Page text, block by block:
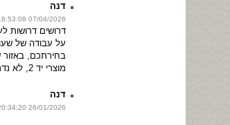
דנה
07/04/2026 18:53:08
על עבודה של
בחירתכם, באזור
מוצרי יד 2, לא נדרש ניסיון, שכר בין
דנה
26/01/2026 20:34:20